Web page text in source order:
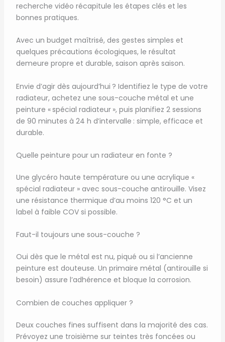
recherche vidéo récapitule les étapes clés et les
bonnes pratiques.
Avec un budget maîtrisé, des gestes simples et
quelques précautions écologiques, le résultat
demeure propre et durable, saison après saison.
Envie d’agir dès aujourd’hui ? Identifiez le type de votre
radiateur, achetez une sous-couche métal et une
peinture « spécial radiateur », puis planifiez 2 sessions
de 90 minutes à 24 h d’intervalle : simple, efficace et
durable.
Quelle peinture pour un radiateur en fonte ?
Une glycéro haute température ou une acrylique «
spécial radiateur » avec sous-couche antirouille. Visez
une résistance thermique d’au moins 120 °C et un
label à faible COV si possible.
Faut-il toujours une sous-couche ?
Oui dès que le métal est nu, piqué ou si l’ancienne
peinture est douteuse. Un primaire métal (antirouille si
besoin) assure l’adhérence et bloque la corrosion.
Combien de couches appliquer ?
Deux couches fines suffisent dans la majorité des cas.
Prévoyez une troisième sur teintes très foncées ou